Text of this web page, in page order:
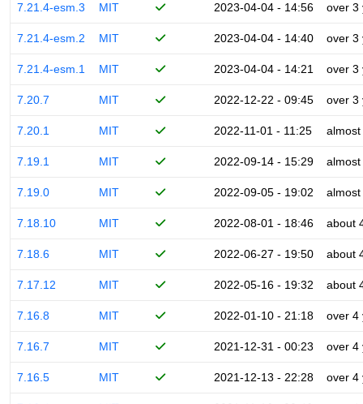
7.21.4-esm.3 MIT 2023-04-04 - 14:56 over 3
7.21.4-esm.2 MIT 2023-04-04 - 14:40 over 3
7.21.4-esm.1 MIT 2023-04-04 - 14:21 over 3
7.20.7 MIT 2022-12-22 - 09:45 over 3
7.20.1 MIT 2022-11-01 - 11:25
7.19.1 MIT 2022-09-14 - 15:29
7.19.0 MIT 2022-09-05 - 19:02
7.18.10 MIT 2022-08-01 - 18:46 about
7.18.6 MIT 2022-06-27 - 19:50 about
7.17.12 MIT 2022-05-16 - 19:32 about
7.16.8 MIT 2022-01-10 - 21:18 over 4
7.16.7 MIT 2021-12-31 - 00:23 over 4
7.16.5 MIT 2021-12-13 - 22:28 over 4